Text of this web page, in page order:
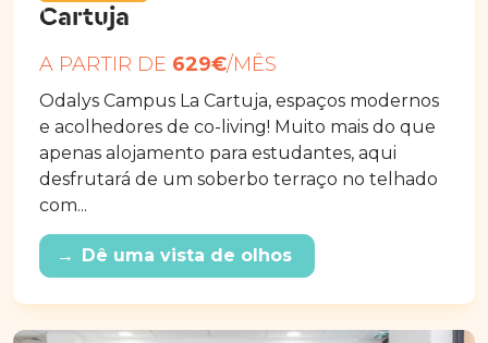
Cartuja
A PARTIR DE 629€/MÊS
Odalys Campus La Cartuja, espaços modernos
e acolhedores de co-living! Muito mais do que
apenas alojamento para estudantes, aqui
desfrutará de um soberbo terraço no telhado
com...
→ Dê uma vista de olhos